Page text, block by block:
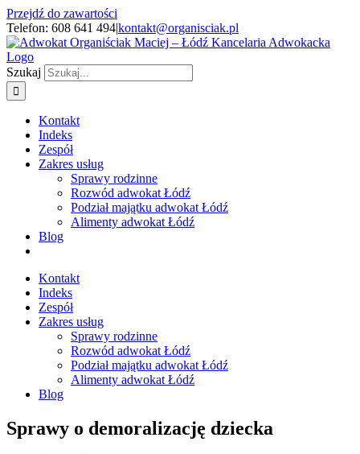
Przejdź do zawartości
Telefon: 608 641 494|kontakt@organisciak.pl
Szukaj
Kontakt
Indeks
Zespół
Zakres usług
Sprawy rodzinne
Rozwód adwokat Łódź
Podział majątku adwokat Łódź
Alimenty adwokat Łódź
Blog
Kontakt
Indeks
Zespół
Zakres usług
Sprawy rodzinne
Rozwód adwokat Łódź
Podział majątku adwokat Łódź
Alimenty adwokat Łódź
Blog
Sprawy o demoralizację dziecka